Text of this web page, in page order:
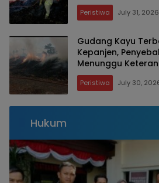
Peristiwa July 31, 2026
Gudang Kayu
Kepanjen,
Menunggu
Peristiwa July 30,
Hukum